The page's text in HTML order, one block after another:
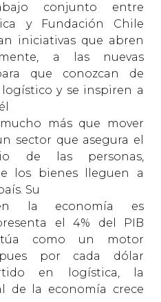
conjunto entre
y Fundación Chile
iniciativas que abren
a las nuevas
que conozcan de
y se inspiren a
más que mover
sector que asegura el
de las personas,
los bienes lleguen a
Su
la economía es
el 4% del PIB
como un motor
por cada dólar
en logística, la
de la economía crece